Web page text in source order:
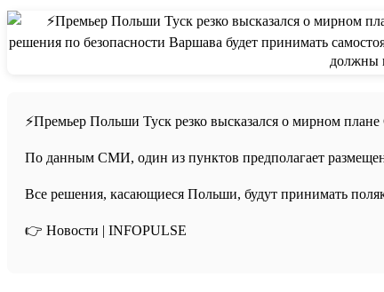
⚡️Премьер Польши Туск резко высказался о мирном
По данным СМИ, один из пунктов предполагает
Все решения, касающиеся Польши, будут принимать
👉 Новости | INFOPULSE⁩